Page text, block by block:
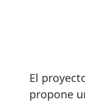
El
propone